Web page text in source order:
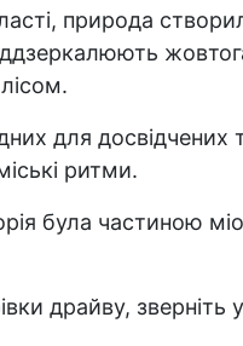
природа
для досвідчених
ритми.
була частиною
драйву, зверніть